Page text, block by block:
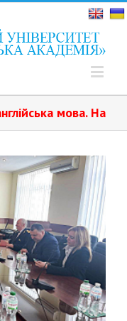
мова.️ Навчання